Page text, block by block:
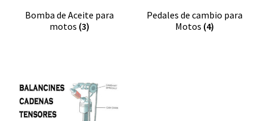
Bomba de Aceite para
motos (3)
Pedales de cambio para
Motos (4)